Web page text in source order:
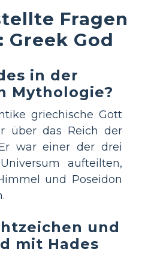
Fragen
Greek God
in der
Mythologie?
griechische Gott
über das Reich der
war einer der drei
aufteilten,
und Poseidon
und
mit Hades